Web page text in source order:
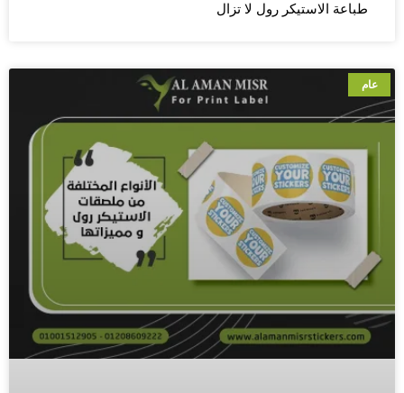
طباعة الاستيكر رول لا تزال
عام